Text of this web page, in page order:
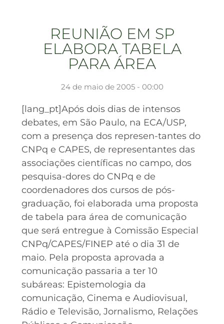
REUNIÃO EM SP
ELABORA TABELA
PARA ÁREA
24 de maio de 2005 - 00:00
[lang_pt]Após dois dias de intensos
debates, em São Paulo, na ECA/USP,
com a presença dos represen-tantes do
CNPq e CAPES, de representantes das
associações científicas no campo, dos
pesquisa-dores do CNPq e de
coordenadores dos cursos de pós-
graduação, foi elaborada uma proposta
de tabela para área de comunicação
que será entregue à Comissão Especial
CNPq/CAPES/FINEP até o dia 31 de
maio. Pela proposta aprovada a
comunicação passaria a ter 10
subáreas: Epistemologia da
comunicação, Cinema e Audiovisual,
Rádio e Televisão, Jornalismo, Relações